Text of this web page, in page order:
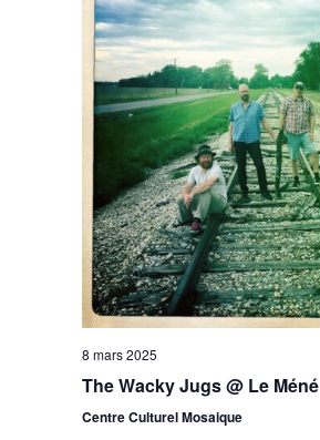
8 mars 2025
The Wacky Jugs @ Le Méné
Centre Culturel Mosaique